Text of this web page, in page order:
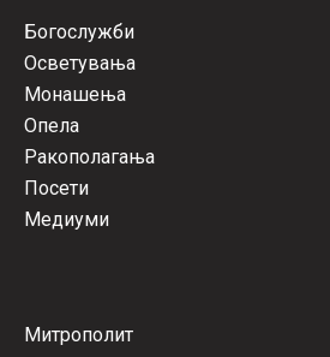
Богослужби
Осветувања
Монашења
Опела
Ракополагања
Посети
Медиуми
Митрополит